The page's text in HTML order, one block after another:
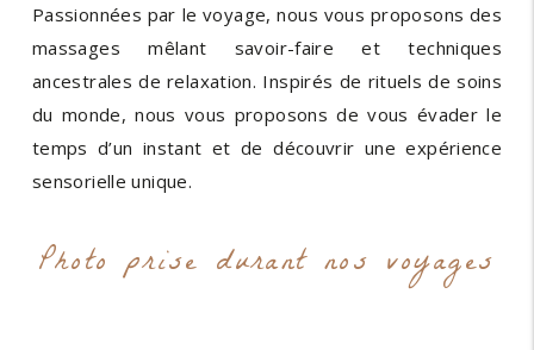
Passionnées par le voyage, nous vous proposons des
massages mêlant savoir-faire et techniques
ancestrales de relaxation. Inspirés de rituels de soins
du monde, nous vous proposons de vous évader le
temps d’un instant et de découvrir une expérience
sensorielle unique.
Photo prise durant nos voyages